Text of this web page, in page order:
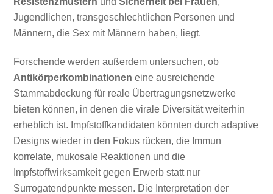
Jugendlichen, transgeschlechtlichen Personen und
Männern, die Sex mit Männern haben, liegt.
Forschende werden außerdem untersuchen, ob
Antikörperkombinationen eine ausreichende
Stammabdeckung für reale Übertragungsnetzwerke
bieten können, in denen die virale Diversität weiterhin
erheblich ist. Impfstoffkandidaten könnten durch adaptive
Designs wieder in den Fokus rücken, die Immun
korrelate, mukosale Reaktionen und die
Impfstoffwirksamkeit gegen Erwerb statt nur
Surrogatendpunkte messen. Die Interpretation der